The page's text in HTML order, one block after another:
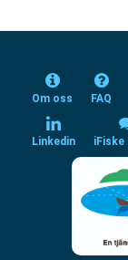
Om oss FAQ
Linkedin iFiske